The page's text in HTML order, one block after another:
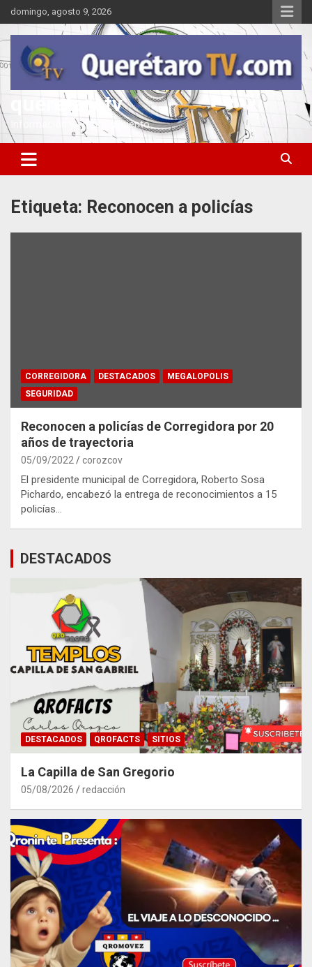
Saltar
al
contenido
domingo, agosto 9, 2026
queretarotv
Información y entretenimiento
Etiqueta: Reconocen a policías
CORREGIDORA DESTACADOS
MEGALOPOLIS
SEGURIDAD
Reconocen a policías de Corregidora por 20
años de trayectoria
05/09/2022 corozcov
El presidente municipal de Corregidora, Roberto Sosa
Pichardo, encabezó la entrega de reconocimientos a 15
policías…
DESTACADOS
DESTACADOS QROFACTS SITIOS
La Capilla de San Gregorio
05/08/2026 redacción